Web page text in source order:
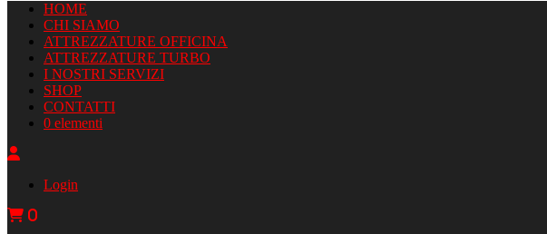
HOME
CHI SIAMO
ATTREZZATURE OFFICINA
ATTREZZATURE TURBO
I NOSTRI SERVIZI
SHOP
CONTATTI
0 elementi
Login
0